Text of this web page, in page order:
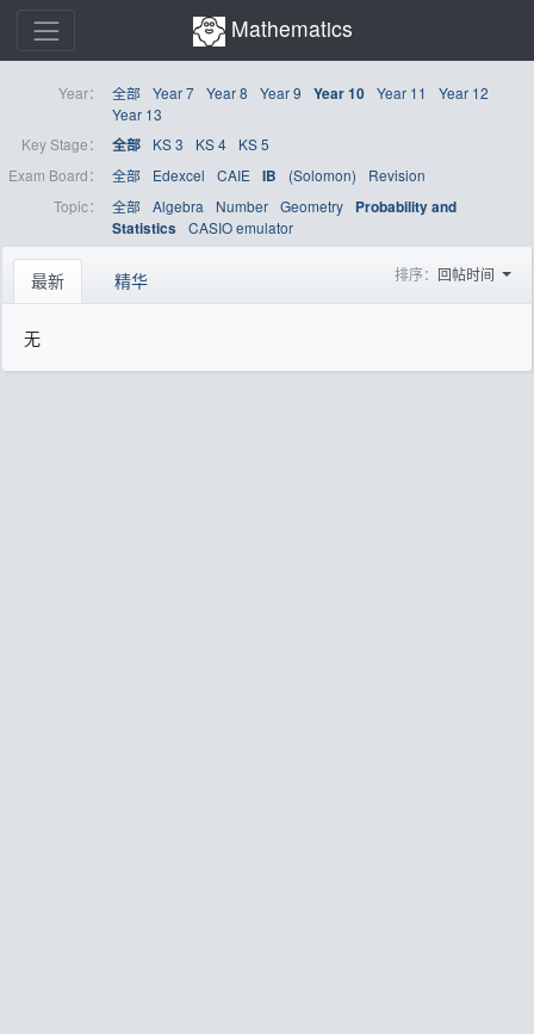
Mathematics
Year： 全部 Year 7 Year 8 Year 9 Year 10 Year 11
Year 12
Year 13
Key Stage：
全部 KS 3 KS 4
KS 5
Exam Board：
全部 Edexcel CAIE IB (Solomon)
Revision
Topic：
全部 Algebra Number Geometry
Probability and
Statistics
CASIO emulator
最新 精华 排序： 回帖时间
无